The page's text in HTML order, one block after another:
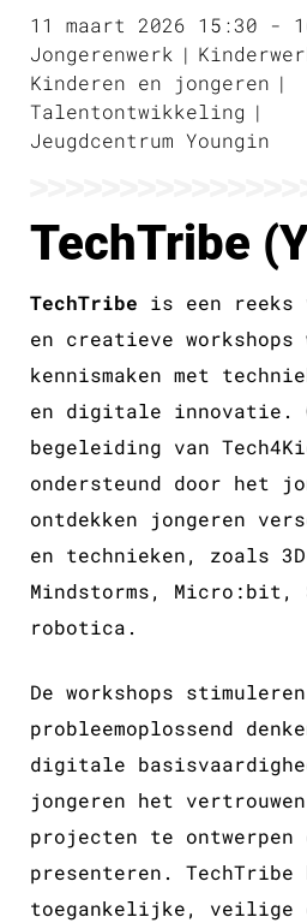
11 maart 2026 15:30 -
Jongerenwerk
Kinderen en jongeren
Talentontwikkeling
Jeugdcentrum Youngin
TechTribe
TechTribe is een reeks
en creatieve workshops
kennismaken met
en digitale innovatie.
begeleiding van
ondersteund door het
ontdekken jongeren
en technieken, zoals
Mindstorms, Micro:bit,
robotica.
De workshops
probleemoplossend
digitale
jongeren het
projecten te ontwerpen
presenteren. TechTribe
toegankelijke, veilige